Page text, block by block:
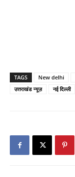
TAGS New delhi
उत्तराखंड न्यूज़
नई दिल्ली